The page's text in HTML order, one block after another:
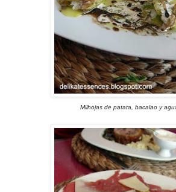
Milhojas de patata, bacalao y